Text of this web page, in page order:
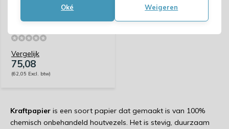
Oké Weigeren
bezorgd!
Vergelijk
75,08
(62,05 Excl. btw)
Kraftpapier is een soort papier dat gemaakt is van 100%
chemisch onbehandeld houtvezels. Het is stevig, duurzaam